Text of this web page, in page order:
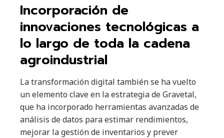
Incorporación de
innovaciones tecnológicas a
lo largo de toda la cadena
agroindustrial
La transformación digital también se ha vuelto
un elemento clave en la estrategia de Gravetal,
que ha incorporado herramientas avanzadas de
análisis de datos para estimar rendimientos,
mejorar la gestión de inventarios y prever